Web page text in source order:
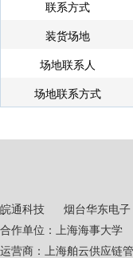
联系方式
装货场地
场地联系人
场地联系方式
皖通科技 烟台华东电子
合作单位：上海海事大学
运营商：上海舶云供